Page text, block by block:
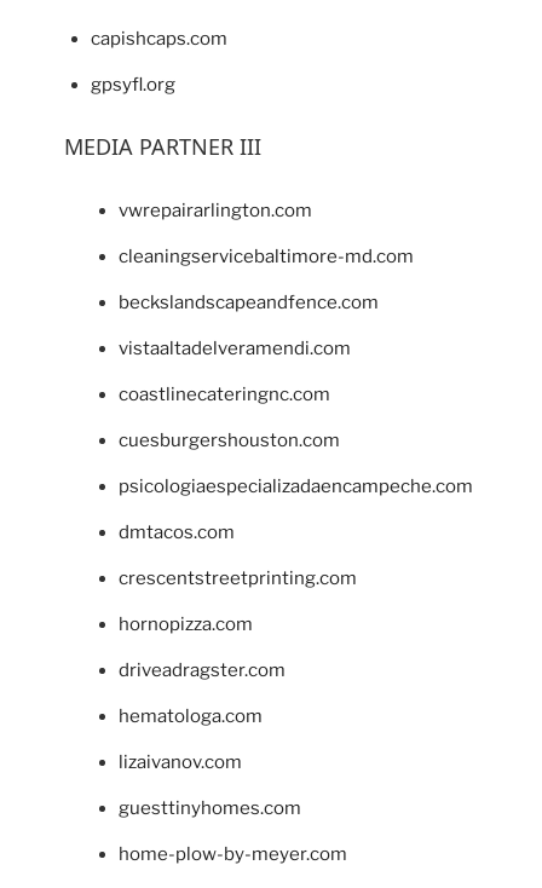
capishcaps.com
gpsyfl.org
MEDIA PARTNER III
vwrepairarlington.com
cleaningservicebaltimore-md.com
beckslandscapeandfence.com
vistaaltadelveramendi.com
coastlinecateringnc.com
cuesburgershouston.com
psicologiaespecializadaencampeche.com
dmtacos.com
crescentstreetprinting.com
hornopizza.com
driveadragster.com
hematologa.com
lizaivanov.com
guesttinyhomes.com
home-plow-by-meyer.com